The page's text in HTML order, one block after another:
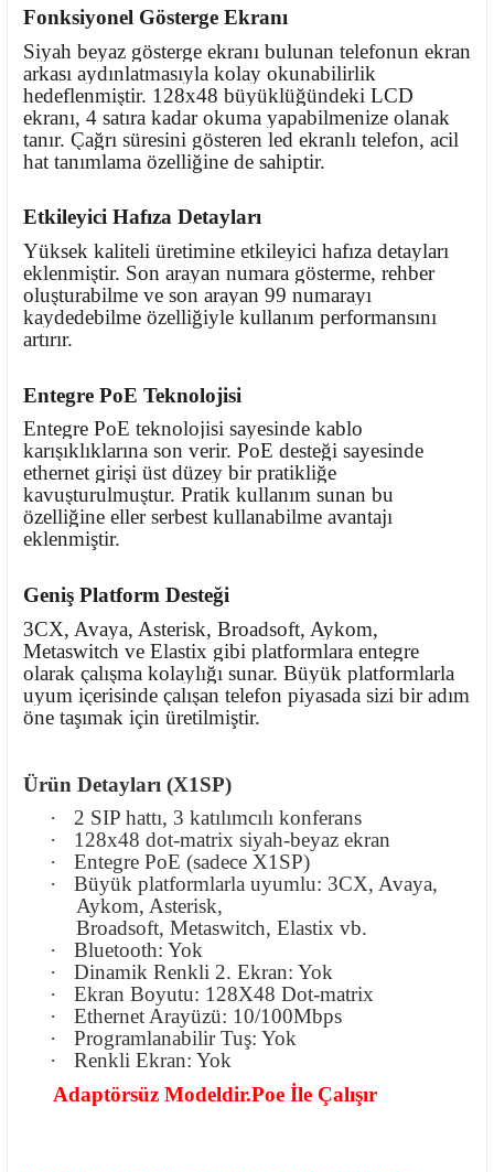
Fonksiyonel Gösterge Ekranı
Siyah beyaz gösterge ekranı bulunan telefonun ekran
arkası aydınlatmasıyla kolay okunabilirlik
hedeflenmiştir. 128x48 büyüklüğündeki LCD
ekranı, 4 satıra kadar okuma yapabilmenize olanak
tanır. Çağrı süresini gösteren led ekranlı telefon, acil
hat tanımlama özelliğine de sahiptir.
Etkileyici Hafıza Detayları
Yüksek kaliteli üretimine etkileyici hafıza detayları
eklenmiştir. Son arayan numara gösterme, rehber
oluşturabilme ve son arayan 99 numarayı
kaydedebilme özelliğiyle kullanım performansını
artırır.
Entegre PoE Teknolojisi
Entegre PoE teknolojisi sayesinde kablo
karışıklıklarına son verir. PoE desteği sayesinde
ethernet girişi üst düzey bir pratikliğe
kavuşturulmuştur. Pratik kullanım sunan bu
özelliğine eller serbest kullanabilme avantajı
eklenmiştir.
Geniş Platform Desteği
3CX, Avaya, Asterisk, Broadsoft, Aykom,
Metaswitch ve Elastix gibi platformlara entegre
olarak çalışma kolaylığı sunar. Büyük platformlarla
uyum içerisinde çalışan telefon piyasada sizi bir adım
öne taşımak için üretilmiştir.
Ürün Detayları (X1SP)
·
2 SIP hattı, 3 katılımcılı konferans
·
128x48 dot-matrix siyah-beyaz ekran
·
Entegre PoE (sadece X1SP)
·
Büyük platformlarla uyumlu: 3CX, Avaya,
Aykom, Asterisk,
Broadsoft, Metaswitch, Elastix vb.
·
Bluetooth: Yok
·
Dinamik Renkli 2. Ekran: Yok
·
Ekran Boyutu: 128X48 Dot-matrix
·
Ethernet Arayüzü: 10/100Mbps
·
Programlanabilir Tuş: Yok
·
Renkli Ekran: Yok
Adaptörsüz Modeldir.Poe İle Çalışır